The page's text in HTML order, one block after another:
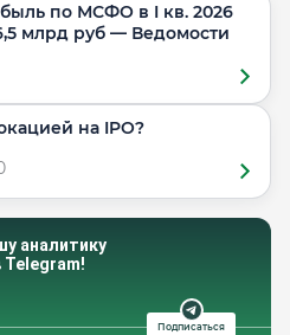
по МСФО в I кв. 2026
снизилась на 1,5% до 46,5 млрд руб — Ведомости
на IPO?
аналитику
Telegram!
Подписаться